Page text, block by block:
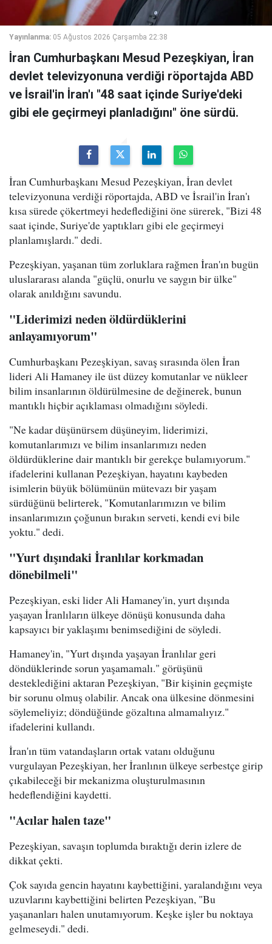
Yayınlanma: 05 Ağustos 2026 Çarşamba 22:38
İran Cumhurbaşkanı Mesud Pezeşkiyan, İran
devlet televizyonuna verdiği röportajda ABD
ve İsrail'in İran'ı "48 saat içinde Suriye'deki
gibi ele geçirmeyi planladığını" öne sürdü.
İran Cumhurbaşkanı Mesud Pezeşkiyan, İran devlet
televizyonuna verdiği röportajda, ABD ve İsrail'in İran'ı
kısa sürede çökertmeyi hedeflediğini öne sürerek, "Bizi 48
saat içinde, Suriye'de yaptıkları gibi ele geçirmeyi
planlamışlardı." dedi.
Pezeşkiyan, yaşanan tüm zorluklara rağmen İran'ın bugün
uluslararası alanda "güçlü, onurlu ve saygın bir ülke"
olarak anıldığını savundu.
"Liderimizi neden öldürdüklerini
anlayamıyorum"
Cumhurbaşkanı Pezeşkiyan, savaş sırasında ölen İran
lideri Ali Hamaney ile üst düzey komutanlar ve nükleer
bilim insanlarının öldürülmesine de değinerek, bunun
mantıklı hiçbir açıklaması olmadığını söyledi.
"Ne kadar düşünürsem düşüneyim, liderimizi,
komutanlarımızı ve bilim insanlarımızı neden
öldürdüklerine dair mantıklı bir gerekçe bulamıyorum."
ifadelerini kullanan Pezeşkiyan, hayatını kaybeden
isimlerin büyük bölümünün mütevazı bir yaşam
sürdüğünü belirterek, "Komutanlarımızın ve bilim
insanlarımızın çoğunun bırakın serveti, kendi evi bile
yoktu." dedi.
"Yurt dışındaki İranlılar korkmadan
dönebilmeli"
Pezeşkiyan, eski lider Ali Hamaney'in, yurt dışında
yaşayan İranlıların ülkeye dönüşü konusunda daha
kapsayıcı bir yaklaşımı benimsediğini de söyledi.
Hamaney'in, "Yurt dışında yaşayan İranlılar geri
döndüklerinde sorun yaşamamalı." görüşünü
desteklediğini aktaran Pezeşkiyan, "Bir kişinin geçmişte
bir sorunu olmuş olabilir. Ancak ona ülkesine dönmesini
söylemeliyiz; döndüğünde gözaltına almamalıyız."
ifadelerini kullandı.
İran'ın tüm vatandaşların ortak vatanı olduğunu
vurgulayan Pezeşkiyan, her İranlının ülkeye serbestçe girip
çıkabileceği bir mekanizma oluşturulmasının
hedeflendiğini kaydetti.
"Acılar halen taze"
Pezeşkiyan, savaşın toplumda bıraktığı derin izlere de
dikkat çekti.
Çok sayıda gencin hayatını kaybettiğini, yaralandığını veya
uzuvlarını kaybettiğini belirten Pezeşkiyan, "Bu
yaşananları halen unutamıyorum. Keşke işler bu noktaya
gelmeseydi." dedi.